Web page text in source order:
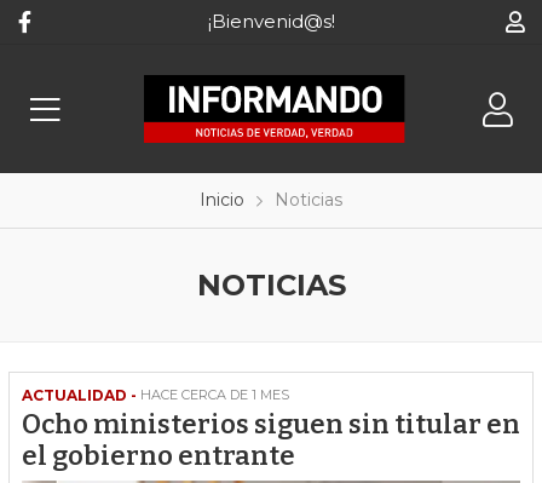
¡Bienvenid@s!
Inicio Noticias
NOTICIAS
ACTUALIDAD - HACE CERCA DE 1 MES
Ocho ministerios siguen sin titular en
el gobierno entrante